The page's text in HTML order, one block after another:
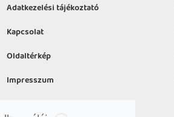
Adatkezelési tájékoztató
Kapcsolat
Oldaltérkép
Impresszum